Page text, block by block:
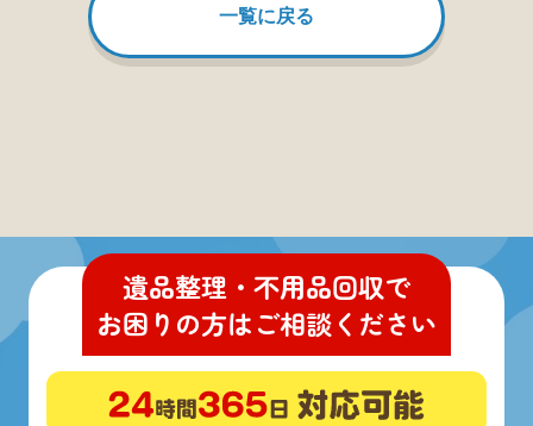
一覧に戻る
遺品整理・不用品回収で
お困りの方はご相談ください